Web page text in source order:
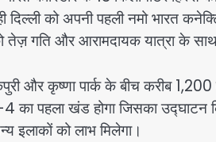
को अपनी पहली नमो भारत
तेज़ गति और आरामदायक यात्रा के
और कृष्णा पार्क के बीच करीब
पहला खंड होगा जिसका उद्घाटन
इलाकों को लाभ मिलेगा।